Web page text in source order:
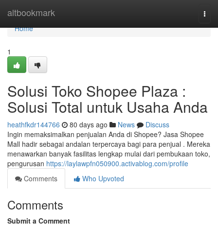
altbookmark
Home
Home
1
Solusi Toko Shopee Plaza :
Solusi Total untuk Usaha Anda
heathfkdr144766 80 days ago News
Discuss
Ingin memaksimalkan penjualan Anda di Shopee? Jasa Shopee
Mall hadir sebagai andalan terpercaya bagi para penjual . Mereka
menawarkan banyak fasilitas lengkap mulai dari pembukaan toko,
pengurusan https://laylawpfn050900.activablog.com/profile
Comments
Who Upvoted
Comments
Submit a Comment